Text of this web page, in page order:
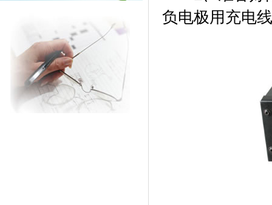
负电极用充电